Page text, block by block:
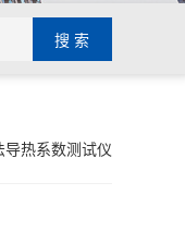
热系数测试仪